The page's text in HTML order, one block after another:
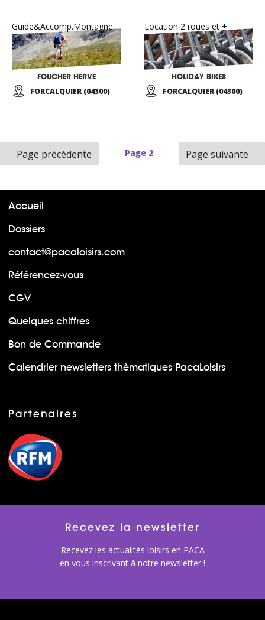
Guide&Accomp.Montagne
FOUCHER HERVE
FORCALQUIER (04300)
Location 2 roues et +
HOLIDAY BIKES
FORCALQUIER (04300)
Page précédente Page 2 Page suivante
Accueil
Dossiers
contact@pacaloisirs.com
Référencez-vous
CGV
Quelques chiffres
Bon de Commande
Calendrier newsletters thèmatiques PacaLoisirs
Partenaires
Recevez la newsletter
Recevez les actualités loisirs en PACA
en vous inscrivant à notre newsletter !